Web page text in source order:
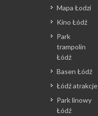
Mapa Łodzi
Kino Łódź
Park
trampolin
Łódź
Basen Łódź
Łódź atrakcje
Park linowy
Łódź